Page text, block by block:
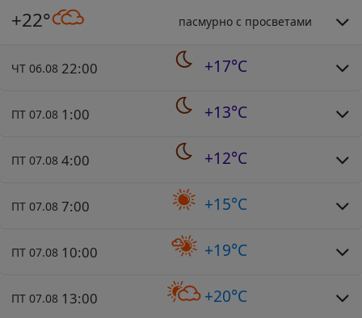
+22° пасмурно с просветами
ЧТ 06.08 22:00 +17°C
ПТ 07.08 1:00 +13°C
ПТ 07.08 4:00 +12°C
ПТ 07.08 7:00 +15°C
ПТ 07.08 10:00 +19°C
ПТ 07.08 13:00 +20°C